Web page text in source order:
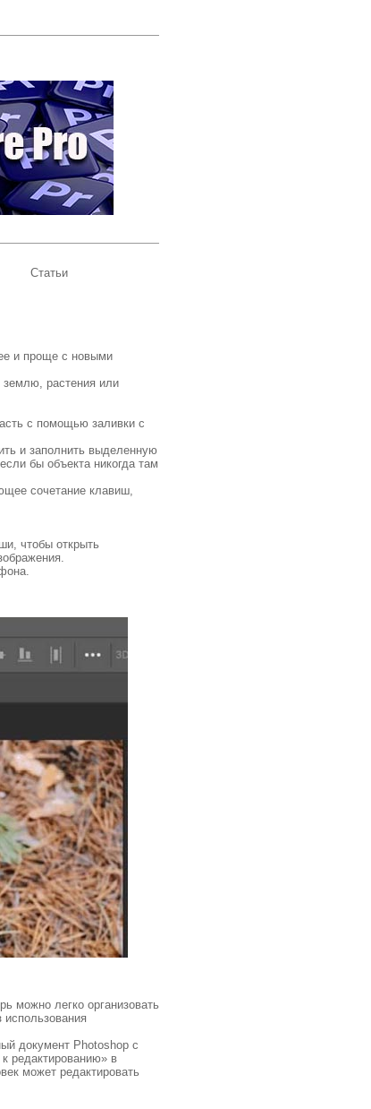
Статьи
и проще с новыми
растения или
с помощью заливки с
и заполнить выделенную
бы объекта никогда там
сочетание клавиш,
чтобы открыть
можно легко организовать
документ Photoshop с
редактированию» в
может редактировать